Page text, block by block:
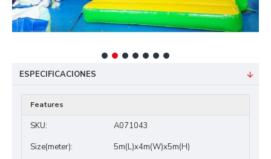
ESPECIFICACIONES
Features
SKU:
A071043
Size(meter):
5m(L)x4m(W)x5m(H)